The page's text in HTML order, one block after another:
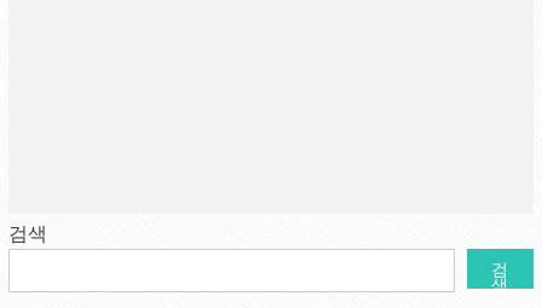
검색
검
색